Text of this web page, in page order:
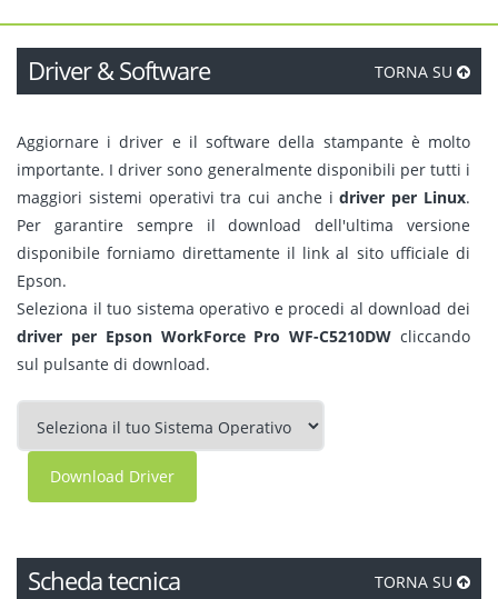
Driver & Software TORNA SU
Aggiornare i driver e il software della stampante è molto
importante. I driver sono generalmente disponibili per tutti i
maggiori sistemi operativi tra cui anche idriver per Linux.
Per garantire sempre il download dell'ultima versione
disponibile forniamo direttamente il link al sito ufficiale di
Epson.
Seleziona il tuo sistema operativo e procedi al download dei
driver per Epson WorkForce Pro WF-C5210DW cliccando
sul pulsante di download.
Download Driver
Scheda tecnica TORNA SU